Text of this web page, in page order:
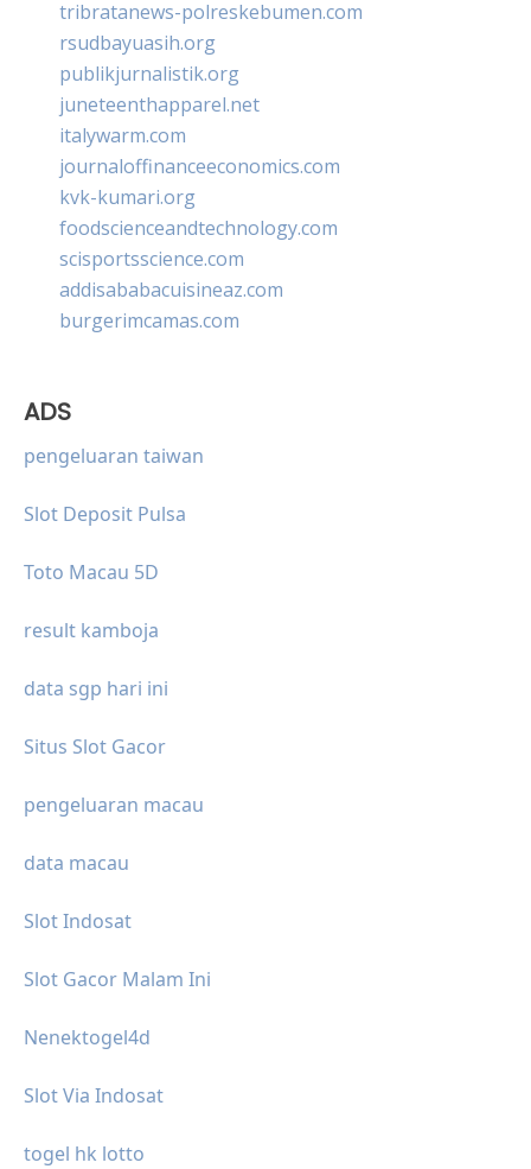
tribratanews-polreskebumen.com
rsudbayuasih.org
publikjurnalistik.org
juneteenthapparel.net
italywarm.com
journaloffinanceeconomics.com
kvk-kumari.org
foodscienceandtechnology.com
scisportsscience.com
addisababacuisineaz.com
burgerimcamas.com
ADS
pengeluaran taiwan
Slot Deposit Pulsa
Toto Macau 5D
result kamboja
data sgp hari ini
Situs Slot Gacor
pengeluaran macau
data macau
Slot Indosat
Slot Gacor Malam Ini
Nenektogel4d
Slot Via Indosat
togel hk lotto